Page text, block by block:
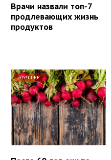
Врачи назвали топ-7
продлевающих жизнь
продуктов
ЛУЧШЕЕ